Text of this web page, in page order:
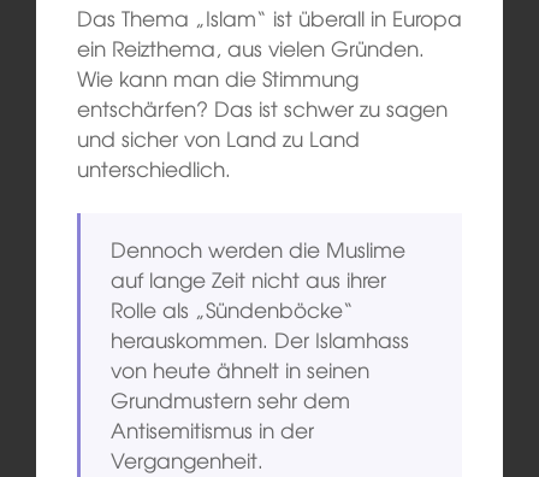
Das Thema „Islam“ ist überall in Europa
ein Reizthema, aus vielen Gründen.
Wie kann man die Stimmung
entschärfen? Das ist schwer zu sagen
und sicher von Land zu Land
unterschiedlich.
Dennoch werden die Muslime
auf lange Zeit nicht aus ihrer
Rolle als „Sündenböcke“
herauskommen. Der Islamhass
von heute ähnelt in seinen
Grundmustern sehr dem
Antisemitismus in der
Vergangenheit.